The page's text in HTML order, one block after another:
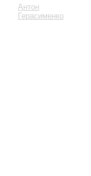
Антон
Герасименко